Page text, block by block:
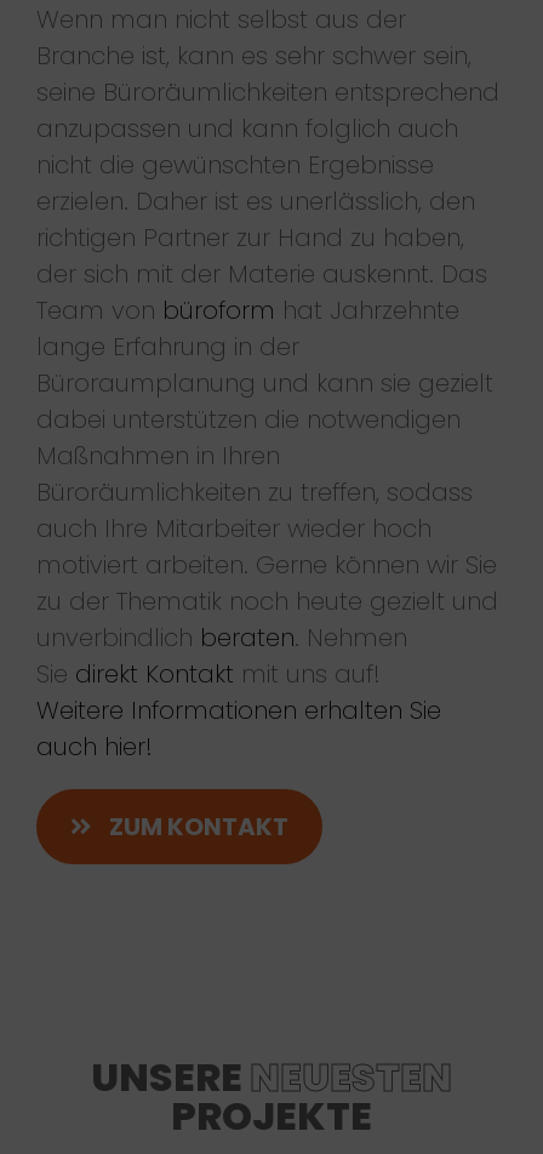
Wenn man nicht selbst aus der
Branche ist, kann es sehr schwer sein,
seine Büroräumlichkeiten entsprechend
anzupassen und kann folglich auch
nicht die gewünschten Ergebnisse
erzielen. Daher ist es unerlässlich, den
richtigen Partner zur Hand zu haben,
der sich mit der Materie auskennt. Das
Team von büroform hat Jahrzehnte
lange Erfahrung in der
Büroraumplanung und kann sie gezielt
dabei unterstützen die notwendigen
Maßnahmen in Ihren
Büroräumlichkeiten zu treffen, sodass
auch Ihre Mitarbeiter wieder hoch
motiviert arbeiten. Gerne können wir Sie
zu der Thematik noch heute gezielt und
unverbindlich beraten. Nehmen
Sie direkt Kontakt mit uns auf!
Weitere Informationen erhalten Sie
auch hier!
ZUM KONTAKT
UNSERE NEUESTEN
PROJEKTE